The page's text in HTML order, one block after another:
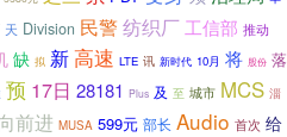
天 Division 民警纺织厂 工信部 推动
缺 拟 新高速 LTE 讯 新时代 10月 将 股份 落
预 17日 28181 Plus 及 至 城市 MCS 淄
前进 MUSA 599元 部长 Audio 首次 给